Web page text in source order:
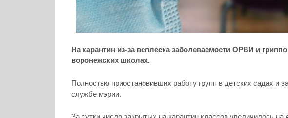
На карантин из-за всплеска заболеваемости ОРВИ и
воронежских школах.
Полностью приостановивших работу групп в детских садах и
службе мэрии.
За сутки число закрытых на карантин классов увеличилось